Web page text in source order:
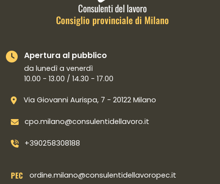
Consulenti del lavoro
Consiglio provinciale di Milano
Apertura al pubblico
da lunedì a venerdì
10.00 - 13.00 / 14.30 - 17.00
Via Giovanni Aurispa, 7 - 20122 Milano
cpo.milano@consulentidellavoro.it
+390258308188
PEC ordine.milano@consulentidellavoropec.it